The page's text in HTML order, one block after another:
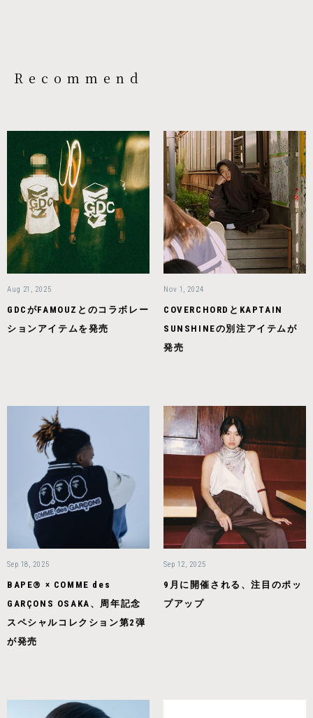
Recommend
Aug 21, 2025
GDCがFAMOUZとのコラボレー
ションアイテムを発売
Nov 1, 2024
COVERCHORDとKAPTAIN
SUNSHINEの別注アイテムが
発売
Sep 18, 2025
BAPE®︎ × COMME des
GARÇONS OSAKA、周年記念
スペシャルコレクション第2弾
が発売
Sep 12, 2025
9月に開催される、注目のポッ
プアップ